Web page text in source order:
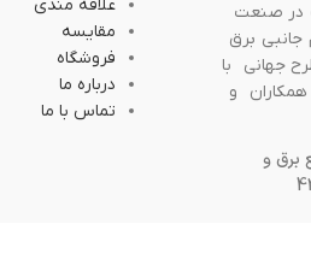
در صنعت
جانبی برق
جهانی با
همکاران و
برق و
علاقه مندی
مقایسه
فروشگاه
درباره ما
تماس با ما